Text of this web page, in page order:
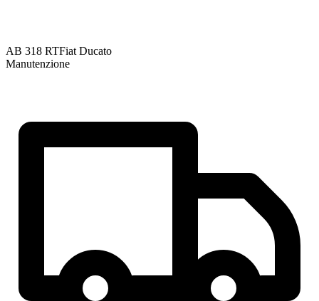
AB 318 RTFiat Ducato
Manutenzione